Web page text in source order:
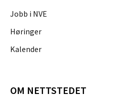
Jobb i NVE
Høringer
Kalender
OM NETTSTEDET